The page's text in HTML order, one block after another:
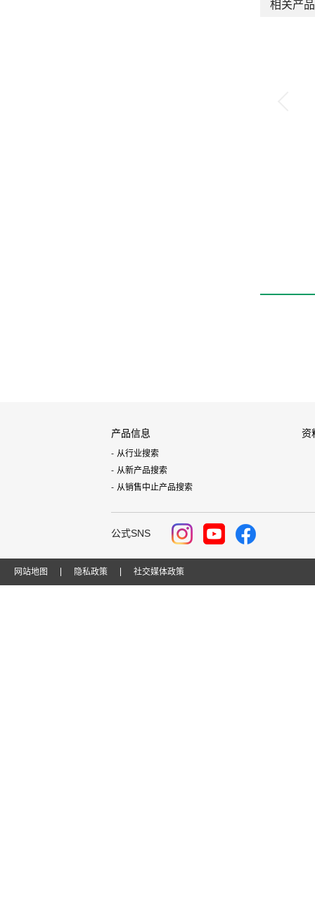
相关产品
产品信息
从行业搜索
从新产品搜索
从销售中止产品搜索
资
公式SNS
网站地图 隐私政策 社交媒体政策